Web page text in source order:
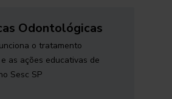
Odontológicas
o tratamento
as ações educativas de
Sesc SP